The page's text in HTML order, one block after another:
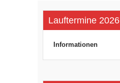
Lauftermine 2026
Informationen